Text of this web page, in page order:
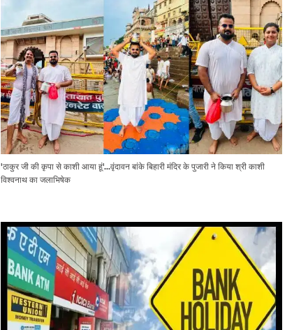
'ठाकुर जी की कृपा से काशी आया हूं'...वृंदावन बांके बिहारी मंदिर के पुजारी ने किया श्री काशी
विश्वनाथ का जलाभिषेक